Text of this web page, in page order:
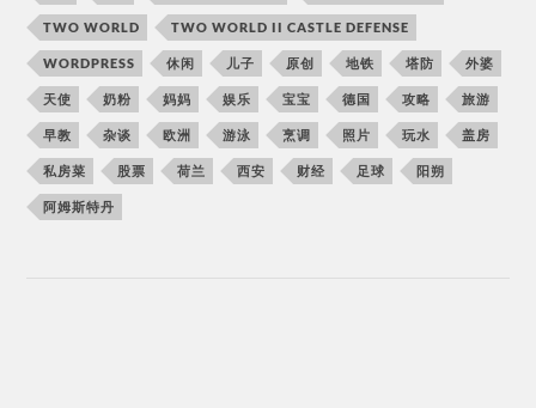
TWO WORLD TWO WORLD II CASTLE DEFENSE
WORDPRESS 休闲 儿子 原创 地铁 塔防 外婆
天使 奶粉 妈妈 娱乐 宝宝 德国 攻略 旅游
早教 杂谈 欧洲 游泳 烹调 照片 玩水 盖房
私房菜 股票 荷兰 西安 财经 足球 阳朔
阿姆斯特丹